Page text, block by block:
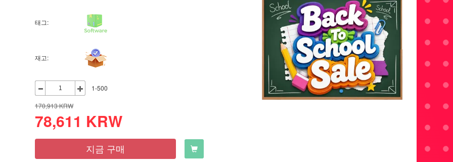
태그:
재고:
1-500
78,611 KRW
170,913KRW
지금 구매